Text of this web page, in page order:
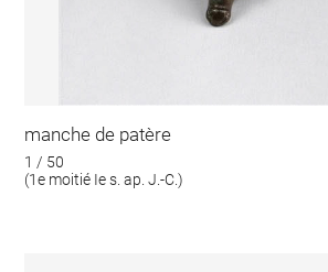
manche de patère
1 / 50
(1e moitié Ie s. ap. J.-C.)